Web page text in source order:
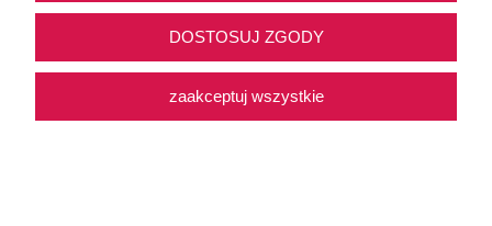
Pomoc
DOSTOSUJ ZGODY
zaakceptuj wszystkie